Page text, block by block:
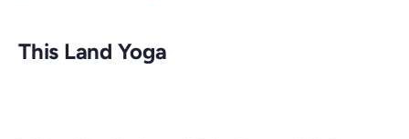
This Land Yoga